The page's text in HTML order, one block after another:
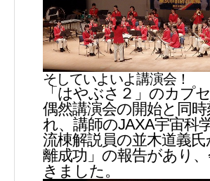
そしていよいよ講演会！
「はやぶさ２」のカプ
偶然講演会の開始と同
れ、講師のJAXA宇宙科
流棟解説員の並木道義
離成功」の報告があり
きました。